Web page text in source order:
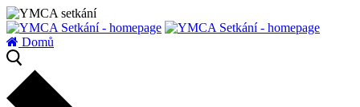
Domů
zatížení serveru